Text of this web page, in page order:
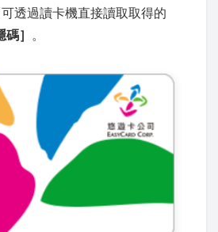
可透過讀卡機直接讀取取得的
碼］ 。